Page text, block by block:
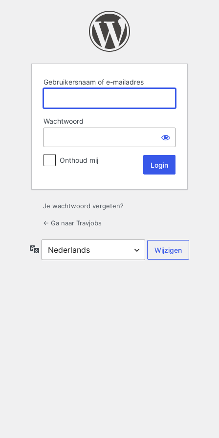
Gebruikersnaam of e-mailadres
Wachtwoord
Onthoud mij
Je wachtwoord vergeten?
← Ga naar Travjobs
Taal